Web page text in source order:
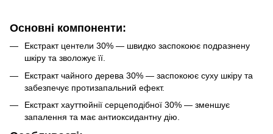
Основні компоненти:
Екстракт центели 30% — швидко заспокоює подразнену
шкіру та зволожує її.
Екстракт чайного дерева 30% — заспокоює суху шкіру та
забезпечує протизапальний ефект.
Екстракт хауттюйнії серцеподібної 30% — зменшує
запалення та має антиоксидантну дію.